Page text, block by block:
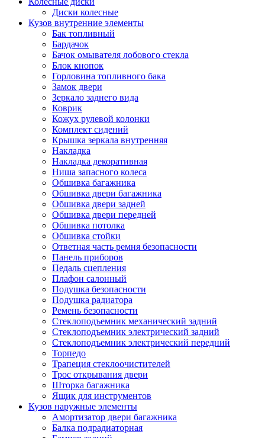
Диски колесные
Кузов внутренние элементы
Бак топливный
Бардачок
Бачок омывателя лобового стекла
Блок кнопок
Горловина топливного бака
Замок двери
Зеркало заднего вида
Коврик
Кожух рулевой колонки
Комплект сидений
Крышка зеркала внутренняя
Накладка
Накладка декоративная
Ниша запасного колеса
Обшивка багажника
Обшивка двери багажника
Обшивка двери задней
Обшивка двери передней
Обшивка потолка
Обшивка стойки
Ответная часть ремня безопасности
Панель приборов
Педаль сцепления
Плафон салонный
Подушка безопасности
Подушка радиатора
Ремень безопасности
Стеклоподъемник механический задний
Стеклоподъемник электрический задний
Стеклоподъемник электрический передний
Торпедо
Трапеция стеклоочистителей
Трос открывания двери
Шторка багажника
Ящик для инструментов
Кузов наружные элементы
Амортизатор двери багажника
Балка подрадиаторная